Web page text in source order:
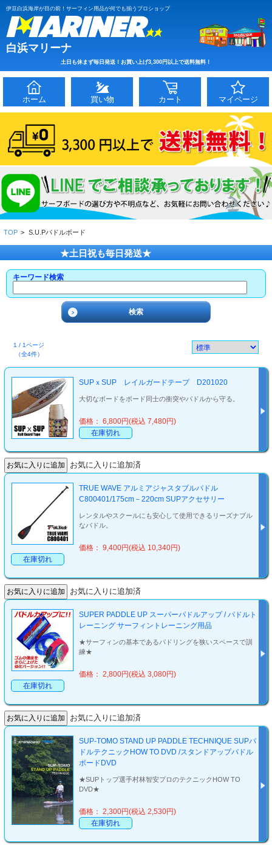
伊豆白浜海岸が目の前！サーフィン用品が何でも揃うプロショップ
白浜マリーナ
土日も休まず毎日発送！お買い上げ3,300円以上で送料無料！
ホーム 買い物 カート マイページ
TOP > S.U.Pパドルボード
★土日祝も毎日発送★
キーワード検索
1 / 1ページ
（全4件）
SUPｘSUP レイルガードテープ D201020
大切なボードをボード同士の衝突やパドルから守る。
価格： 6,800円(税込 7,480円)
在庫切れ
お気に入りに追加済
TRUE WAVE アルミアジャスタブルパドル
C800401/175cm－220cm SUPアクセサリー
レンタルやスクールにも安心して使用できるリーズナブル
なパドル。
価格： 9,400円(税込 10,340円)
在庫切れ
お気に入りに追加済
SUPER PADDLE UP スーパーパドルアップ / パドルト
レーニング サーフィントレーニング用品
★サーフィンの基本であるパドリングを狭いスペースで訓
練★
価格： 2,800円(税込 3,080円)
在庫切れ
お気に入りに追加済
SUP-TOMO STAND UP PADDLE TECHNIQUE SUPパ
ドルテクニックHOW TO DVD /スタンドアップパドル
ボードDVD
★SUPトップ選手村林智安プロのテクニックHOW TO
DVD★
価格： 2,300円(税込 2,530円)
在庫切れ